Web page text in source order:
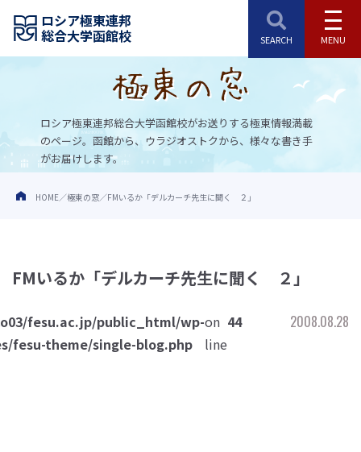
ロシア極東連邦
総合大学函館校
ロシア極東連邦総合大学函館校がお送りする極東情報満載
のページ。 函館から、ウラジオストクから、様々な書き手
がお届けします。
HOME 極東の窓 FMいるか「デルカーチ先生に聞く ２」
FMいるか「デルカーチ先生に聞く ２」
fesu.ac.jp/public_html/wp-
fesu-theme/single-blog.php
on
line
44 2008.08.28